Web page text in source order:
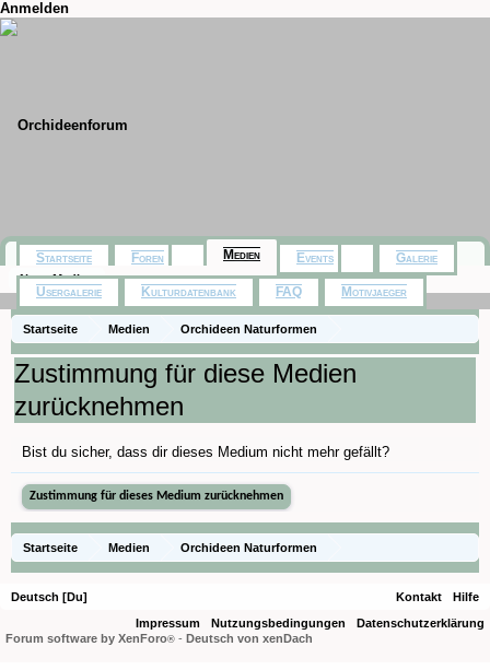
Anmelden
Startseite Medien
Orchideen Naturformen
Encyclia pulchella
Zustimmung für diese Medien
zurücknehmen
Bist du sicher, dass dir dieses Medium nicht mehr gefällt?
Startseite Medien
Orchideen Naturformen
Encyclia pulchella
Startseite Foren Medien
Neue Medien
Events Galerie
Usergalerie Kulturdatenbank FAQ Motivjaeger
Deutsch [Du] Kontakt
Hilfe
Impressum
Nutzungsbedingungen
Datenschutzerklärung
Forum software by XenForo® - Deutsch von xenDach